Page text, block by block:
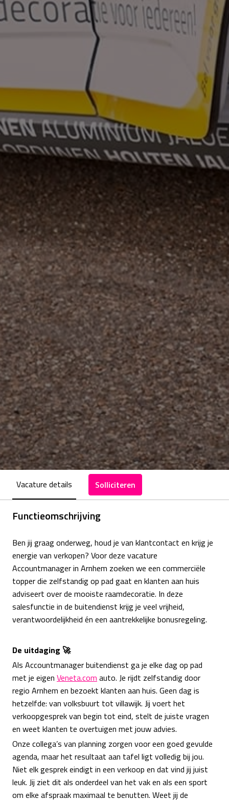
Vacature details Solliciteren
Functieomschrijving
Ben jij graag onderweg, houd je van klantcontact en krijg je
energie van verkopen? Voor deze vacature
Accountmanager in Arnhem zoeken we een commerciële
topper die zelfstandig op pad gaat en klanten aan huis
adviseert over de mooiste raamdecoratie. In deze
salesfunctie in de buitendienst krijg je veel vrijheid,
verantwoordelijkheid én een aantrekkelijke bonusregeling.
De uitdaging 🚀
Als Accountmanager buitendienst ga je elke dag op pad
met je eigen Veneta.com auto. Je rijdt zelfstandig door
regio Arnhem en bezoekt klanten aan huis. Geen dag is
hetzelfde: van volksbuurt tot villawijk. Jij voert het
verkoopgesprek van begin tot eind, stelt de juiste vragen
en weet klanten te overtuigen met jouw advies.
Onze collega’s van planning zorgen voor een goed gevulde
agenda, maar het resultaat aan tafel ligt volledig bij jou.
Niet elk gesprek eindigt in een verkoop en dat vind jij juist
leuk. Jij ziet dit als onderdeel van het vak en als een sport
om elke afspraak maximaal te benutten. Weet jij de